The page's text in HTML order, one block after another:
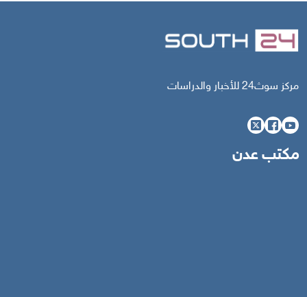
مركز سوث24 للأخبار والدراسات
مكتب عدن